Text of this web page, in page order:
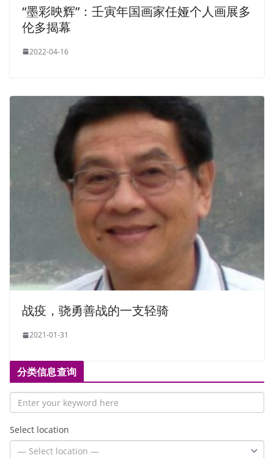
“墨彩映辉”：壬寅年国画家任娅个人画展多
伦多揭幕
2022-04-16
战疫，骁勇善战的一支轻骑
2021-01-31
分类信息查询
Select location